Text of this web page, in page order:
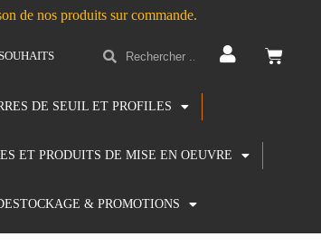
de nos produits sur commande.
DE SEUIL ET PROFILES
ET PRODUITS DE MISE EN OEUVRE
& PROMOTIONS